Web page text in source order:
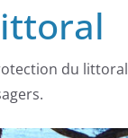
du littoral